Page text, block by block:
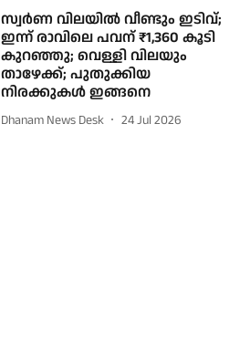
സ്വർണ വിലയിൽ വീണ്ടും ഇടിവ്;
ഇന്ന് രാവിലെ പവന് ₹1,360 കൂടി
കുറഞ്ഞു; വെള്ളി വിലയും
താഴേക്ക്; പുതുക്കിയ
നിരക്കുകൾ ഇങ്ങനെ
Dhanam News Desk 24 Jul 2026